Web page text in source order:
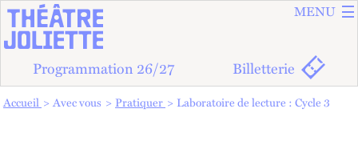
ALLER
ALLER
MENU
Programmation 26/27 Billetterie
Vous êtes dans :
Accueil Avec vous Pratiquer Laboratoire de lecture : Cycle 3